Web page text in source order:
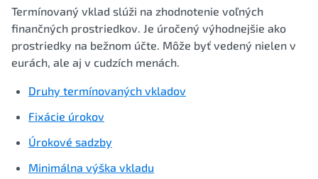
Termínovaný vklad slúži na zhodnotenie voľných
finančných prostriedkov. Je úročený výhodnejšie ako
prostriedky na bežnom účte. Môže byť vedený nielen v
eurách, ale aj v cudzích menách.
Druhy termínovaných vkladov
Fixácie úrokov
Úrokové sadzby
Minimálna výška vkladu